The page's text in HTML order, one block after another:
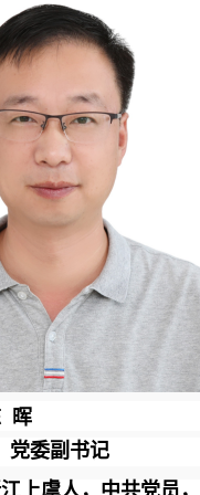
晖
党委副书记
上虞人，中共党员，